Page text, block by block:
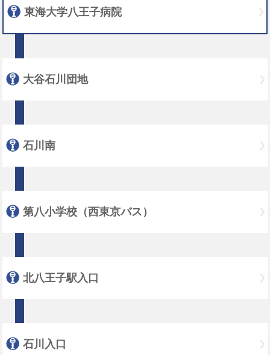
東海大学八王子病院
大谷石川団地
石川南
第八小学校（西東京バス）
北八王子駅入口
石川入口